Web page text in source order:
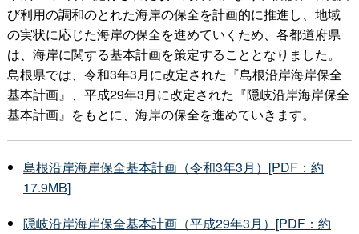
び利用の調和のとれた海岸の保全を計画的に推進し、地域
の実状に応じた海岸の保全を進めていくため、各都道府県
は、海岸に関する基本計画を策定することとなりました。
島根県では、令和3年3月に改定された『島根沿岸海岸保全
基本計画』、平成29年3月に改定された『隠岐沿岸海岸保全
基本計画』をもとに、海岸の保全を進めていきます。
島根沿岸海岸保全基本計画（令和3年3月）[PDF：約
17.9MB]
隠岐沿岸海岸保全基本計画（平成29年3月）[PDF：約